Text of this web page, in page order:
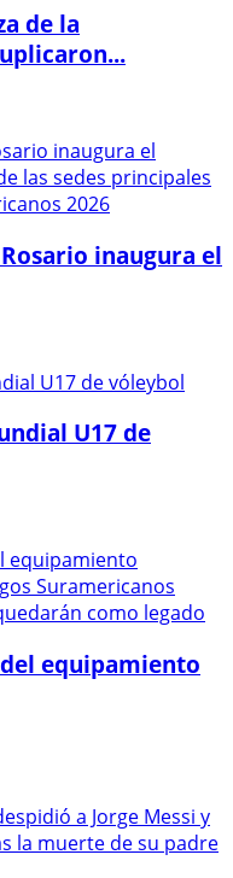
de la
inaugura el
U17 de
equipamiento